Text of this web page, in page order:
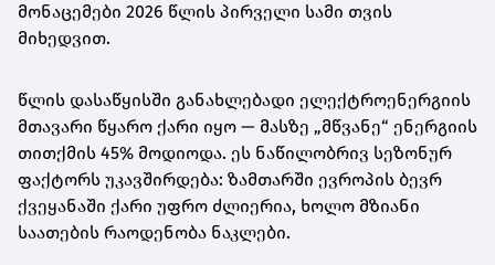
მონაცემები 2026 წლის პირველი სამი თვის
მიხედვით.
წლის დასაწყისში განახლებადი ელექტროენერგიის
მთავარი წყარო ქარი იყო — მასზე „მწვანე“ ენერგიის
თითქმის 45% მოდიოდა. ეს ნაწილობრივ სეზონურ
ფაქტორს უკავშირდება: ზამთარში ევროპის ბევრ
ქვეყანაში ქარი უფრო ძლიერია, ხოლო მზიანი
საათების რაოდენობა ნაკლები.